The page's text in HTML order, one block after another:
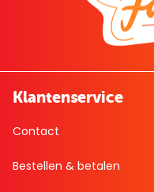
Klantenservice
Contact
Bestellen & betalen